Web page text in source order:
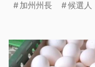
人選中，不分黨
塞拉暫時領先，
籍富豪思特爾位居
加州州長 候選人